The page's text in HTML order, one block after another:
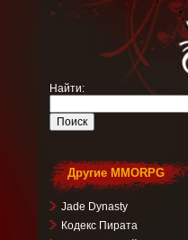
Найти:
Другие MMORPG
Jade Dynasty
Кодекс Пирата